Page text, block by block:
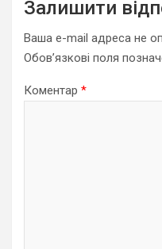
Залишити
Ваша e-mail адреса не
Обов’язкові поля
Коментар *